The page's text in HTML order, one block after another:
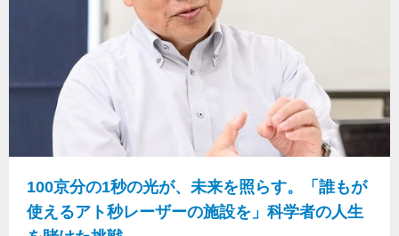
100京分の1秒の光が、未来を照らす。「誰もが
使えるアト秒レーザーの施設を」科学者の人生